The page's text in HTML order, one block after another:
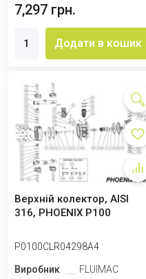
7,297 грн.
Додати в кошик
Верхній колектор, AISI
316, PHOENIX P100
P0100CLR04298A4
Виробник
FLUIMAC